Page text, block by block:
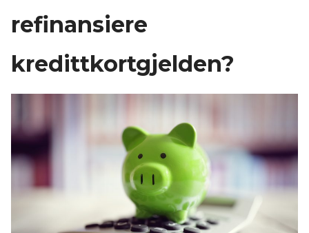
refinansiere
kredittkortgjelden?